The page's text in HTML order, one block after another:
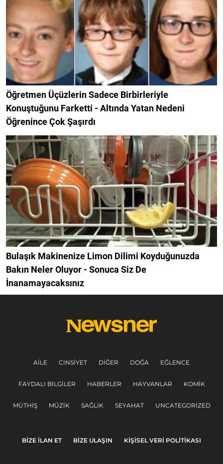
Öğretmen Üçüzlerin Sadece Birbirleriyle
Konuştuğunu Farketti - Altında Yatan Nedeni
Öğrenince Çok Şaşırdı
Bulaşık Makinenize Limon Dilimi Koyduğunuzda
Bakın Neler Oluyor - Sonuca Siz De
İnanamayacaksınız
AILE CINSIYET DIĞER DOĞA EĞLENCE
FAYDALI BILGILER HABERLER HAYVANLAR KOMIK
MÜTHIŞ MÜZIK SAĞLIK SEYAHAT UNCATEGORIZED
BIZE ILAN ET BIZE ULAŞIN KIŞISEL VERI POLITIKASI